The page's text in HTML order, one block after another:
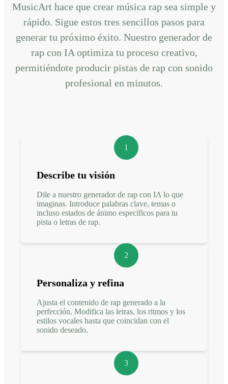
MusicArt hace que crear música rap sea simple y
rápido. Sigue estos tres sencillos pasos para
generar tu próximo éxito. Nuestro generador de
rap con IA optimiza tu proceso creativo,
permitiéndote producir pistas de rap con sonido
profesional en minutos.
1
Describe tu visión
Dile a nuestro generador de rap con IA lo que
imaginas. Introduce palabras clave, temas o
incluso estados de ánimo específicos para tu
pista o letras de rap.
2
Personaliza y refina
Ajusta el contenido de rap generado a la
perfección. Modifica las letras, los ritmos y los
estilos vocales hasta que coincidan con el
sonido deseado.
3